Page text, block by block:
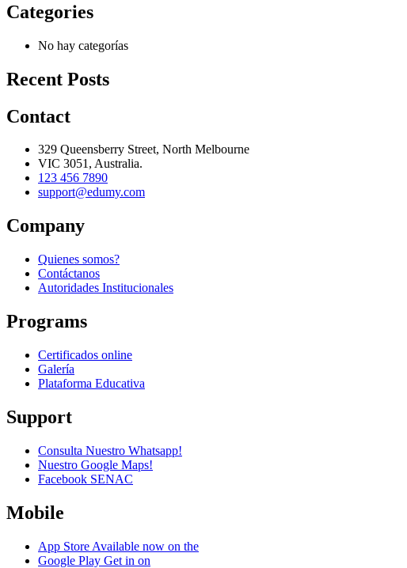
Categories
No hay categorías
Recent Posts
Contact
329 Queensberry Street, North Melbourne
VIC 3051, Australia.
123 456 7890
support@edumy.com
Company
Quienes somos?
Contáctanos
Autoridades Institucionales
Programs
Certificados online
Galería
Plataforma Educativa
Support
Consulta Nuestro Whatsapp!
Nuestro Google Maps!
Facebook SENAC
Mobile
App Store Available now on the
Google Play Get in on